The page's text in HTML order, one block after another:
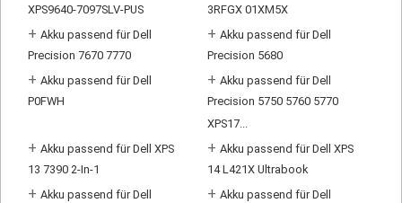
XPS9640-7097SLV-PUS
3RFGX 01XM5X
+ Akku passend für Dell
Precision 7670 7770
+ Akku passend für Dell
Precision 5680
+ Akku passend für Dell
P0FWH
+ Akku passend für Dell
Precision 5750 5760 5770
XPS17...
+ Akku passend für Dell XPS
13 7390 2-In-1
+ Akku passend für Dell XPS
14 L421X Ultrabook
+ Akku passend für Dell + Akku passend für Dell